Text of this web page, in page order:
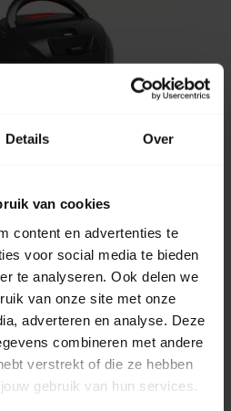
Details Over
van cookies
content en advertenties te
voor social media te bieden
te analyseren. Ook delen we
van onze site met onze
adverteren en analyse. Deze
combineren met andere
verstrekt of die ze hebben
gebruik van hun services.
NX